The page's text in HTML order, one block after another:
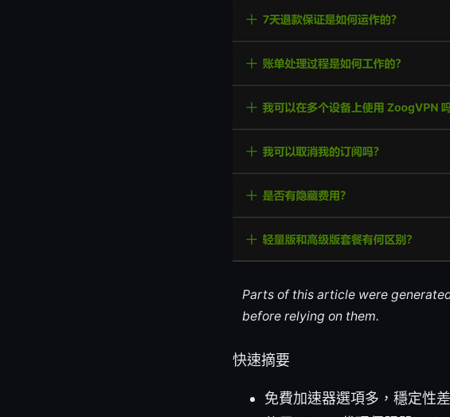
Parts of this article were
before relying on them.
快速摘要
免費加速器選項多，穩定性